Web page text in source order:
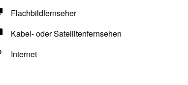
Flachbildfernseher
Kabel- oder Satellitenfernsehen
Internet